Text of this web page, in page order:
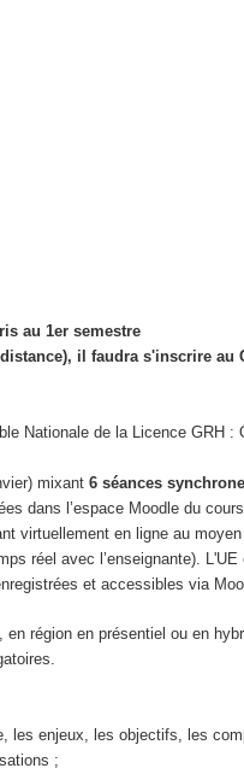
au 1er semestre
distance), il faudra s'inscrire au
Nationale de la Licence GRH :
mixant 6 séances
dans l’espace Moodle du
virtuellement en ligne au
réel avec l’enseignante).
et accessibles via
région en présentiel ou en
les enjeux, les objectifs, les
;